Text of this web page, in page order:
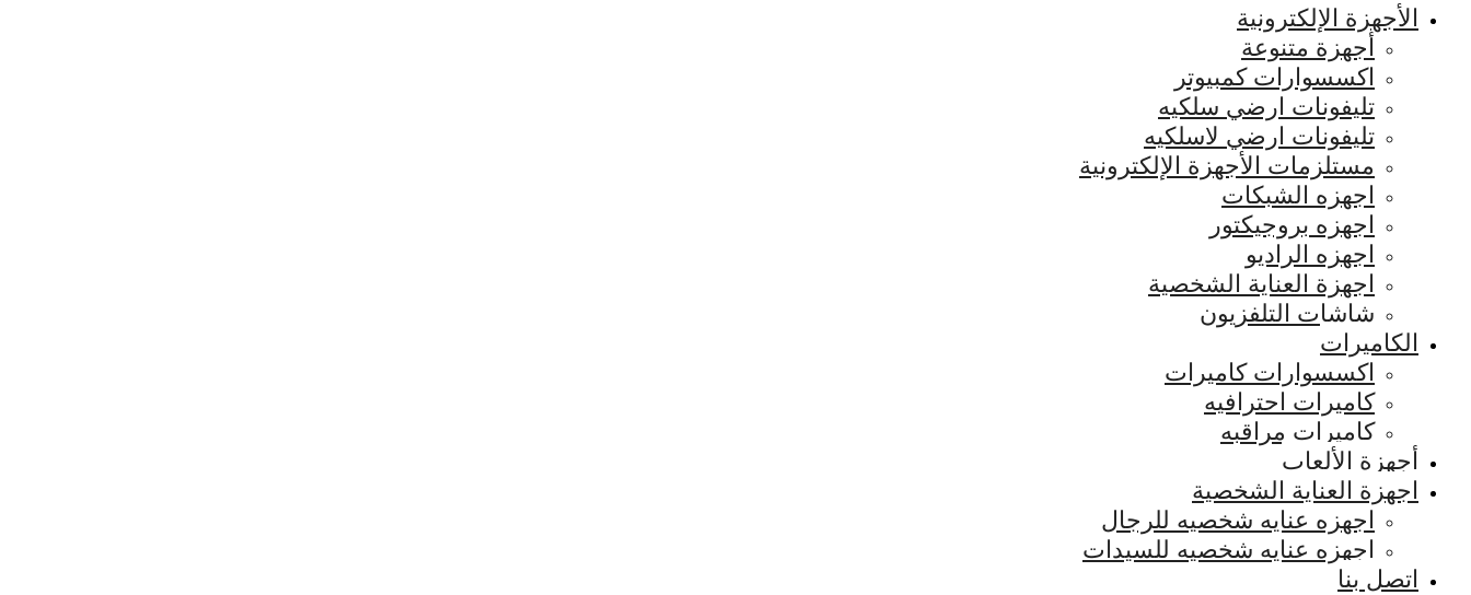
الأجهزة الإلكترونية
أجهزة متنوعة
اكسسوارات كمبيوتر
تليفونات ارضي سلكيه
تليفونات ارضي لاسلكيه
مستلزمات الأجهزة الإلكترونية
اجهزه الشبكات
اجهزه بروجيكتور
اجهزه الراديو
اجهزة العناية الشخصية
شاشات التلفزيون
الكاميرات
اكسسوارات كاميرات
كاميرات احترافيه
كاميرات مراقبه
أجهزة الألعاب
اجهزة العناية الشخصية
اجهزه عنايه شخصيه للرجال
اجهزه عنايه شخصيه للسيدات
اتصل بنا